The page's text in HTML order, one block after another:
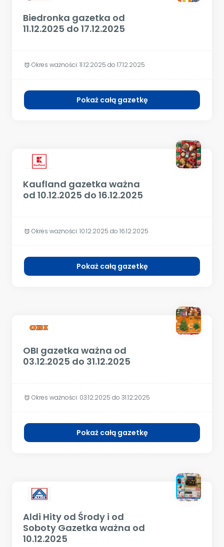
Biedronka gazetka od
11.12.2025 do 17.12.2025
alarm Okres ważności:11.12.2025 do 17.12.2025
Pokaż całą gazetkę
Kaufland gazetka ważna
od 10.12.2025 do 16.12.2025
alarm Okres ważności:10.12.2025 do 16.12.2025
Pokaż całą gazetkę
OBI gazetka ważna od
03.12.2025 do 31.12.2025
alarm Okres ważności: 03.12.2025 do 31.12.2025
Pokaż całą gazetkę
Aldi Hity od Środy i od
Soboty Gazetka ważna od
10.12.2025